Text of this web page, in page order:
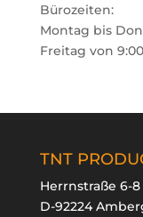
Bürozeiten:
Montag bis
Freitag von
TNT
Herrnstraße 6-8
D-92224